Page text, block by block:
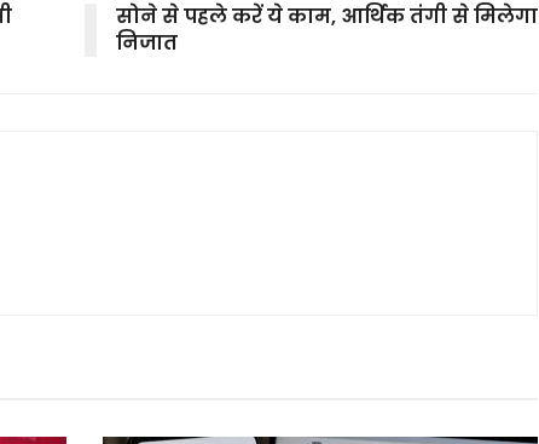
सोने से पहले करें ये काम, आर्थिक तंगी से मिलेगा
निजात